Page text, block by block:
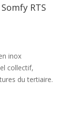
RTS
inox
collectif,
du tertiaire.